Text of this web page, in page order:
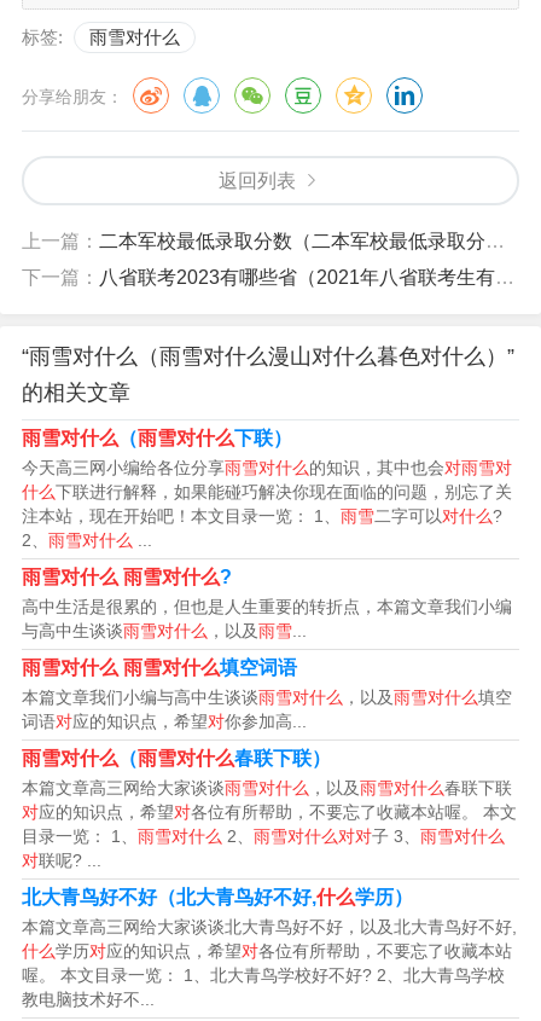
等。对子指的是迅顷对偶，在诗词曲赋等韵文中称为对
什么是对偶
对偶是用字数相等、结构相同、意义对称的一对短语或句
美，使两方面的意思互相补充和映衬，加强语言的感人效
果。
对偶从意义上讲前后两部分锋裂密切关联，凝练集中，有
很强的概括力;从形式上看，前后两部分整齐均匀、音节和
谐、具有戒律感。严格的对偶还讲究平仄，充分利用汉语
的声调。
常用的对子
青山对-- 绿水
绿叶对-- 红花
神州对-- 大地
海角对-- 天涯
雨水对-- 火焰
漫山对-- 遍野
旧岁对-- 新年
标签: 雨雪对什么
分享给朋友：
返回列表
上一篇： 二本军校最低录取分数（二本军校最低录取分数线）
下一篇： 八省联考2023有哪些省（2021年八省联考生有哪些省）
“雨雪对什么（雨雪对什么漫山对什么暮色对什么）”
的相关文章
雨雪对什么 （雨雪对什么下联）
今天高三网小编给各位分享雨雪对什么的知识，其中也会对雨雪对
什么下联进行解释，如果能碰巧解决你现在面临的问题，别忘了关
注本站，现在开始吧！本文目录一览： 1、 雨雪二字可以对什么?
2、 雨雪对什么
雨雪对什么 雨雪对什么?
高中生活是很累的，但也是人生重要的转折点，本篇文章我们小编
与高中生谈谈雨雪对什么 ，以及雨雪
雨雪对什么 雨雪对什么填空词语
本篇文章我们小编与高中生谈谈雨雪对什么 ，以及雨雪对什么填空
词语对应的知识点，希望对你参加高...
雨雪对什么 （雨雪对什么春联下联）
本篇文章高三网给大家谈谈雨雪对什么 ，以及雨雪对什么春联下联
对应的知识点，希望对各位有所帮助，不要忘了收藏本站喔。 本文
目录一览： 1、 雨雪对什么 2、 雨雪对什么对对子 3、 雨雪对什么
对联呢? ...
北大青鸟好不好（北大青鸟好不好,什么学历）
本篇文章高三网给大家谈谈北大青鸟好不好，以及北大青鸟好不好,
什么学历对应的知识点，希望对各位有所帮助，不要忘了收藏本站
喔。 本文目录一览： 1、北大青鸟学校好不好? 2、北大青鸟学校
教电脑技术好不...